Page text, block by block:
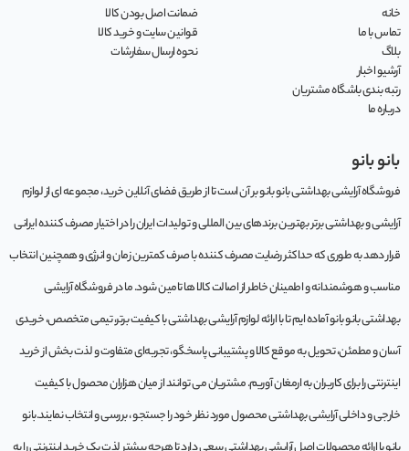
خانه
تماس با ما
بلاگ
آرشیو اخبار
رتبه بندی باشگاه مشتریان
درباره ما
ضمانت اصل بودن کالا
قوانین سایت و خرید کالا
نحوه ارسال سفارشات
بانو بانو
فروشگاه آرایشی بهداشتی بانو بانو بر آن است تا از طریق فضای آنلاین خرید، مجموعه‌ ای از لوازم
آرایشی و بهداشتی برتر بهترین برندهای بین المللی و تولیدات ایران را در اختیار مصرف کننده ایرانی
قرار دهد به طوری که حداکثر رضایت مصرف کننده با صرف کمترین زمان و انرژی و همچنین انتخاب
مناسب و هوشمندانه و اطمینان خاطر از اصالت کالا ها تامین شود. ما در فروشگاه آرایشی
بهداشتی بانو بانو آماده ایم تا با ارائه لوازم آرایشی بهداشتی با کیفیت برتر، تیمی متخصص، خریدی
آسان و مطمئن، تحویل به موقع کالا و پشتیبانی پاسخگو، تجربه‌ای متفاوت و لذت بخش از خرید
اینترنتی را برای کاربران به ارمغان آوریم. مشتريان می توانند از ميان هزاران محصول با کيفيت
خارجی و داخلی آرایشی بهداشتی محصول مورد نظر خود را جستجو ، بررسی و انتخاب نمايند.بانو